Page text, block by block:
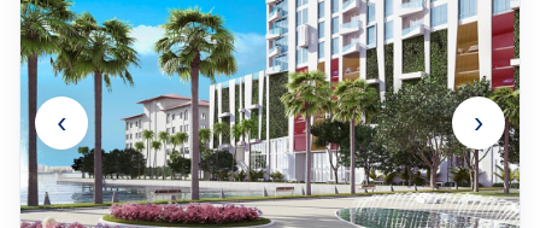
‹ ›